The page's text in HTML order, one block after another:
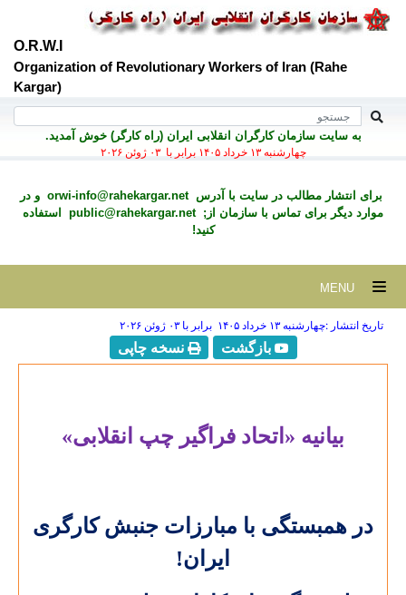
O.R.W.I
Organization of Revolutionary Workers of Iran (Rahe
Kargar)
به سايت سازمان کارگران انقلابی ايران (راه کارگر) خوش آمديد.
چهارشنبه ۱۳ خرداد ۱۴۰۵ برابر با ۰۳ ژوئن ۲۰۲۶
برای انتشار مطالب در سايت با آدرسorwi-info@rahekargar.net و در
موارد ديگر برای تماس با سازمان از;public@rahekargar.net
استفاده
کنید!
تاریخ انتشار :چهارشنبه ۱۳ خرداد ۱۴۰۵ برابر با ۰۳ ژوئن ۲۰۲۶
بازگشت نسخه چاپی
بیانیه «اتحاد فراگیر چپ انقلابی»
در همبستگی با مبارزات جنبش کارگری
ایران!